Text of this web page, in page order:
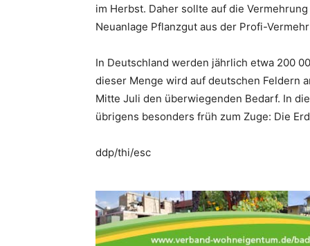
im Herbst. Daher sollte auf die
Neuanlage Pflanzgut aus der Profi-
In Deutschland werden jährlich etwa 200
dieser Menge wird auf deutschen Feldern
Mitte Juli den überwiegenden Bedarf. In
übrigens besonders früh zum Zuge: Die
ddp/thi/esc